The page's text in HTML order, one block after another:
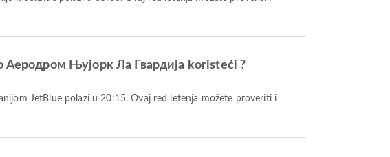
Њујорк Ла Гвардија koristeći ?